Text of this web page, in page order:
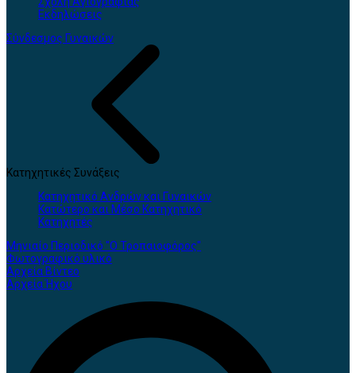
Εκδηλώσεις
Σύνδεσμος Γυναικών
Κατηχητικές Συνάξεις
Κατηχητικό Ανδρών και Γυναικών
Κατώτερο και Μέσο Κατηχητικό
Κατηχητές
Μηνιαίο Περιοδικό "Ο Τροπαιοφόρος"
Φωτογραφικό υλικό
Αρχεία Βίντεο
Αρχεία Ήχου